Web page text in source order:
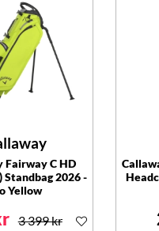
Fairway C HD
2026 -
Yellow
3 399 kr